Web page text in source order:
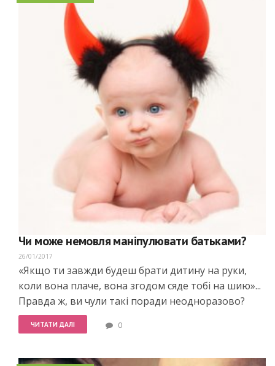
Чи може немовля маніпулювати батьками?
26/01/2017
«Якщо ти завжди будеш брати дитину на руки,
коли вона плаче, вона згодом сяде тобі на шию»...
Правда ж, ви чули такі поради неодноразово?
ЧИТАТИ ДАЛІ 0